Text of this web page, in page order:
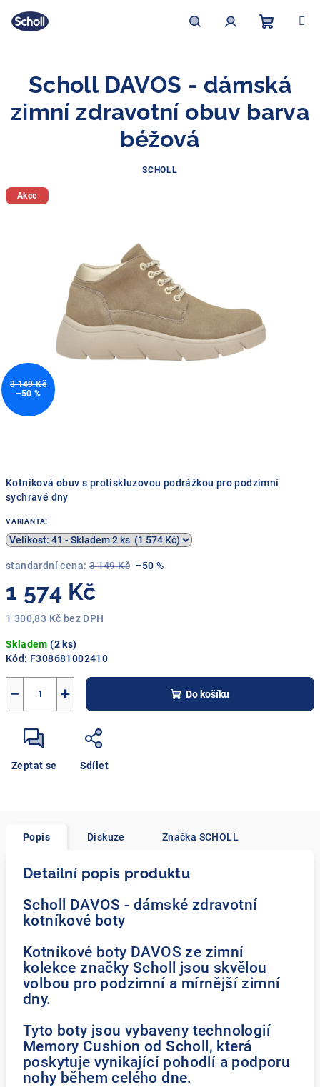
obsah
košík
Kotníková obuv s protiskluzovou podrážkou pro podzimní
sychravé dny
VARIANTA:
standardní cena: 3 149 Kč –50 %
1 574 Kč
1 300,83 Kč bez DPH
cena:
Skladem(2 ks)
Kód: F308681002410
+
− Do košíku
Zeptat se Sdílet
Scholl DAVOS - dámská
zimní zdravotní obuv barva
béžová
SCHOLL
Akce
3 149 Kč
–50 %
Popis Diskuze Značka SCHOLL
Detailní popis produktu
Scholl DAVOS - dámské zdravotní
kotníkové boty
Kotníkové boty DAVOS ze zimní
kolekce značky Scholl jsou skvělou
volbou pro podzimní a mírnější zimní
dny.
Tyto boty jsou vybaveny technologií
Memory Cushion od Scholl, která
poskytuje vynikající pohodlí a podporu
nohy během celého dne.